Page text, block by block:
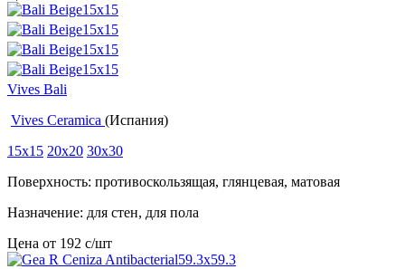
Vives Bali
Vives Ceramica (Испания)
15x15 20x20 30x30
Поверхность: противоскользящая, глянцевая, матовая
Назначение: для стен, для пола
Цена от 192 c/шт